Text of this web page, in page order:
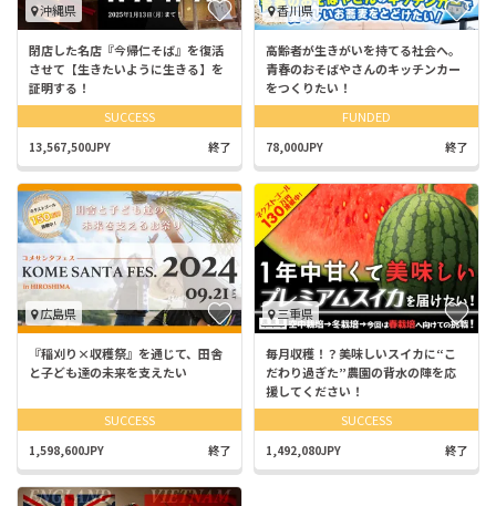
沖縄県
閉店した名店『今帰仁そば』を復活
させて【生きたいように生きる】を
証明する！
SUCCESS
13,567,500JPY 終了
香川県
高齢者が生きがいを持てる社会へ。
青春のおそばやさんのキッチンカー
をつくりたい！
FUNDED
78,000JPY 終了
広島県
『稲刈り×収穫祭』を通じて、田舎
と子ども達の未来を支えたい
SUCCESS
1,598,600JPY 終了
三重県
毎月収穫！？美味しいスイカに“こ
だわり過ぎた”農園の背水の陣を応
援してください！
SUCCESS
1,492,080JPY 終了